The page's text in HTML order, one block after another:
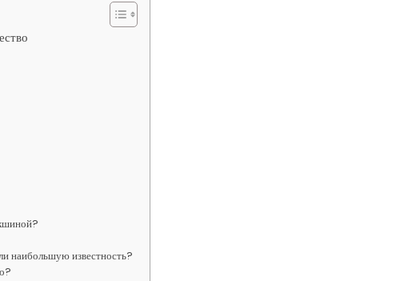
наибольшую известность?